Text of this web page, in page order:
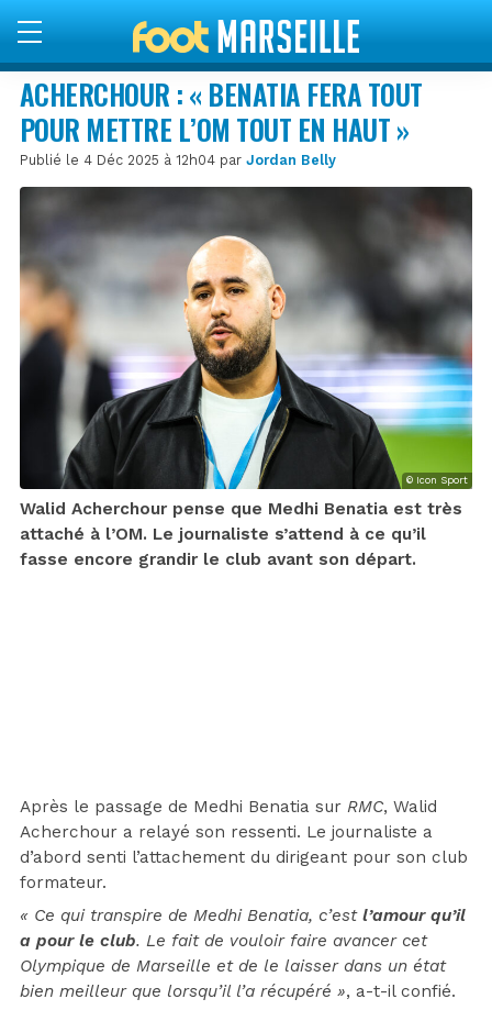
ACHERCHOUR : « BENATIA FERA TOUT
POUR METTRE L’OM TOUT EN HAUT »
Publié le 4 Déc 2025 à 12h04 par Jordan Belly
© Icon Sport
Walid Acherchour pense que Medhi Benatia est très
attaché à l’OM. Le journaliste s’attend à ce qu’il
fasse encore grandir le club avant son départ.
Après le passage de Medhi Benatia sur RMC, Walid
Acherchour a relayé son ressenti. Le journaliste a
d’abord senti l’attachement du dirigeant pour son club
formateur.
« Ce qui transpire de Medhi Benatia, c’est l’amour qu’il
a pour le club. Le fait de vouloir faire avancer cet
Olympique de Marseille et de le laisser dans un état
bien meilleur que lorsqu’il l’a récupéré », a-t-il confié.